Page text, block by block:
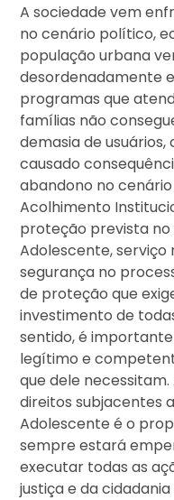
A sociedade vem
no cenário político,
população urbana
desordenadamente
programas que
famílias não
demasia de
causado
abandono no
Acolhimento
proteção prevista no
Adolescente,
segurança no
de proteção que
investimento de
sentido, é
legítimo e
que dele
direitos subjacentes
Adolescente é o
sempre estará
executar todas as
justiça e da